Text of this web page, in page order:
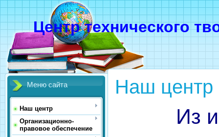
Центр технического
Меню сайта
Наш центр
Организационно-
правовое обеспечение
Наш центр
Из